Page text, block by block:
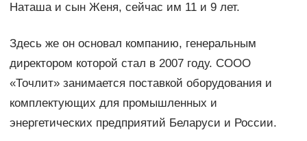
Наташа и сын Женя, сейчас им 11 и 9 лет.
Здесь же он основал компанию, генеральным
директором которой стал в 2007 году. СООО
«Точлит» занимается поставкой оборудования и
комплектующих для промышленных и
энергетических предприятий Беларуси и России.